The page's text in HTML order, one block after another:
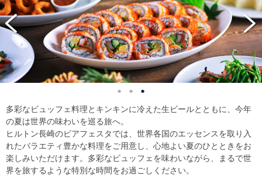
多彩なビュッフェ料理とキンキンに冷えた生ビールとともに、今年
の夏は世界の味わいを巡る旅へ。
ヒルトン長崎のビアフェスタでは、世界各国のエッセンスを取り入
れたバラエティ豊かな料理をご用意し、心地よい夏のひとときをお
楽しみいただけます。多彩なビュッフェを味わいながら、まるで世
界を旅するような特別な時間をお過ごしください。